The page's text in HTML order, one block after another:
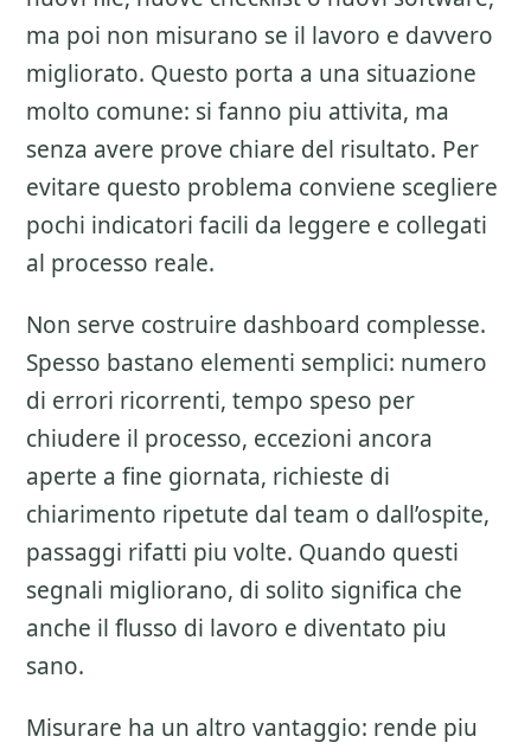
ma poi non misurano se il lavoro e davvero
migliorato. Questo porta a una situazione
molto comune: si fanno piu attivita, ma
senza avere prove chiare del risultato. Per
evitare questo problema conviene scegliere
pochi indicatori facili da leggere e collegati
al processo reale.
Non serve costruire dashboard complesse.
Spesso bastano elementi semplici: numero
di errori ricorrenti, tempo speso per
chiudere il processo, eccezioni ancora
aperte a fine giornata, richieste di
chiarimento ripetute dal team o dall’ospite,
passaggi rifatti piu volte. Quando questi
segnali migliorano, di solito significa che
anche il flusso di lavoro e diventato piu
sano.
Misurare ha un altro vantaggio: rende piu